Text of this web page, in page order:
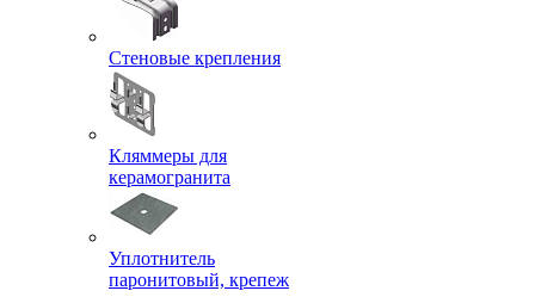
Стеновые крепления
Кляммеры для
керамогранита
Уплотнитель
паронитовый, крепеж